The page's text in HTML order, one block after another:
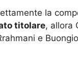
la
titolare, allora
e